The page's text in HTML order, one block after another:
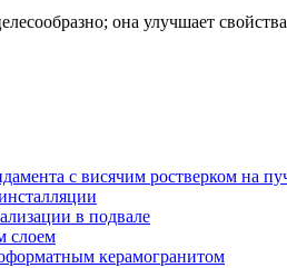
она улучшает
с висячим ростверком на
в подвале
слоем
керамогранитом